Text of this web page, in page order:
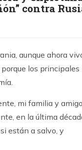
contra
aunque ahora
los principales
mi familia y
en la última
están a salvo, y